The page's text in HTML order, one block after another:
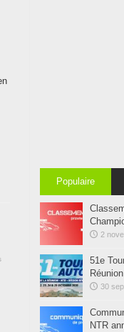
Populaire
2
51e
30
NTR